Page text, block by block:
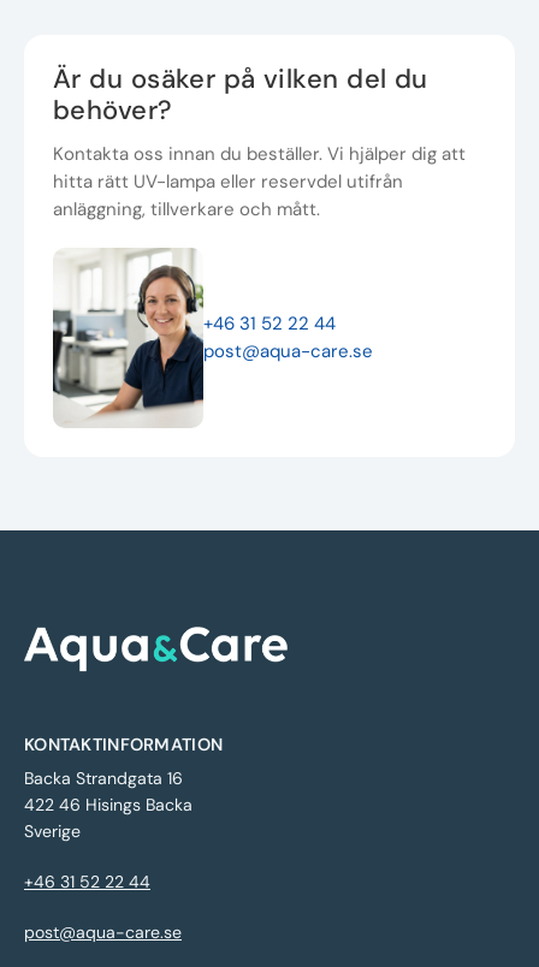
Är du osäker på vilken del du
behöver?
Kontakta oss innan du beställer. Vi hjälper dig att
hitta rätt UV-lampa eller reservdel utifrån
anläggning, tillverkare och mått.
+46 31 52 22 44
post@aqua-care.se
KONTAKTINFORMATION
Backa Strandgata 16
422 46 Hisings Backa
Sverige
+46 31 52 22 44
post@aqua-care.se